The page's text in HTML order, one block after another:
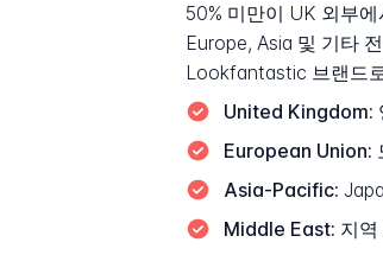
50% 미만이 UK 외부
Europe, Asia 및 기타
Lookfantastic 브랜드
United Kingdom:
European Union:
Asia-Pacific:
Middle East: 지역